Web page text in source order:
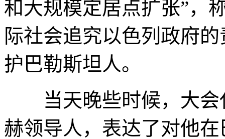
和大规模定居点扩张”，
际社会追究以色列政府
护巴勒斯坦人。
当天晚些时候，大会
赫领导人，表达了对他